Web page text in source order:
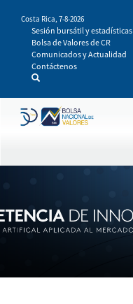
contenido
principal
Costa Rica, 7-8-2026
Sesión bursátil y estadísticas
Bolsa de Valores de CR
Comunicados y Actualidad
Contáctenos